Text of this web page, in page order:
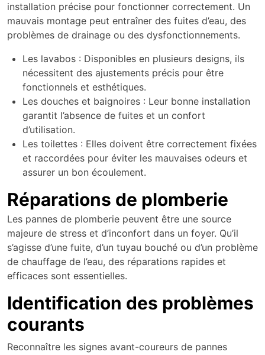
installation précise pour fonctionner correctement. Un
mauvais montage peut entraîner des fuites d’eau, des
problèmes de drainage ou des dysfonctionnements.
Les lavabos : Disponibles en plusieurs designs, ils
nécessitent des ajustements précis pour être
fonctionnels et esthétiques.
Les douches et baignoires : Leur bonne installation
garantit l’absence de fuites et un confort
d’utilisation.
Les toilettes : Elles doivent être correctement fixées
et raccordées pour éviter les mauvaises odeurs et
assurer un bon écoulement.
Réparations de plomberie
Les pannes de plomberie peuvent être une source
majeure de stress et d’inconfort dans un foyer. Qu’il
s’agisse d’une fuite, d’un tuyau bouché ou d’un problème
de chauffage de l’eau, des réparations rapides et
efficaces sont essentielles.
Identification des problèmes
courants
Reconnaître les signes avant-coureurs de pannes